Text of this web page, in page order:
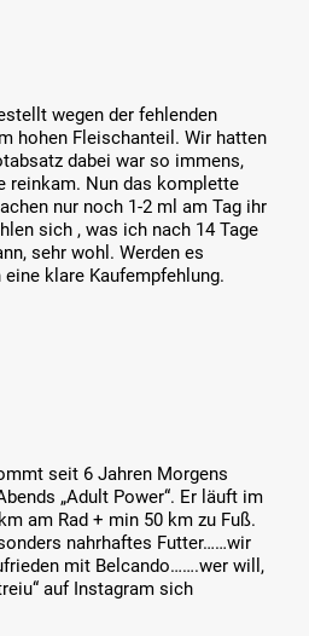
wegen der fehlenden
hohen Fleischanteil. Wir hatten
dabei war so immens,
reinkam. Nun das komplette
nur noch 1-2 ml am Tag ihr
sich , was ich nach 14 Tage
sehr wohl. Werden es
klare Kaufempfehlung.
seit 6 Jahren Morgens
„Adult Power“. Er läuft im
am Rad + min 50 km zu Fuß.
nahrhaftes Futter……wir
mit Belcando…….wer will,
auf Instagram sich